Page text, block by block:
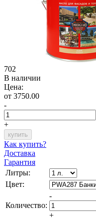
702
В наличии
Цена:
от 3750.00
-
+
Как купить?
Доставка
Гарантия
Литры:
Цвет:
Количество:
-
+